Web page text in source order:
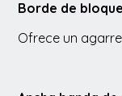
Borde de
Ofrece un